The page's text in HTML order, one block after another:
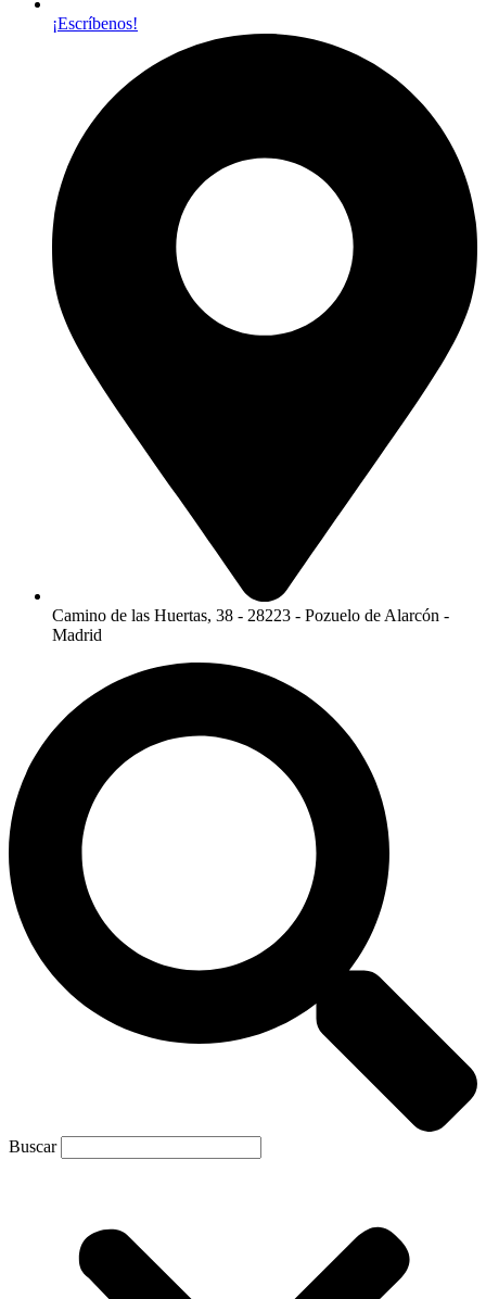
¡Escríbenos!
Camino de las Huertas, 38 - 28223 - Pozuelo de Alarcón -
Madrid
Buscar